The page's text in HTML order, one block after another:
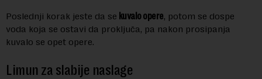
Poslednji korak jeste da se kuvalo opere, potom se dospe
voda koja se ostavi da proključa, pa nakon prosipanja
kuvalo se opet opere.
Limun za slabije naslage